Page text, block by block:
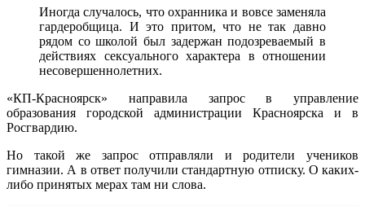
Иногда случалось, что охранника и вовсе заменяла
гардеробщица. И это притом, что не так давно
рядом со школой был задержан подозреваемый в
действиях сексуального характера в отношении
несовершеннолетних.
«КП-Красноярск» направила запрос в управление
образования городской администрации Красноярска и в
Росгвардию.
Но такой же запрос отправляли и родители учеников
гимназии. А в ответ получили стандартную отписку. О каких-
либо принятых мерах там ни слова.